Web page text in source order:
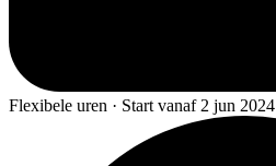
Flexibele uren · Start vanaf 2 jun 2024